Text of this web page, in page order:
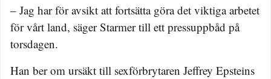
– Jag har för avsikt att fortsätta göra det viktiga arbetet
för vårt land, säger Starmer till ett pressuppbåd på
torsdagen.
Han ber om ursäkt till sexförbrytaren Jeffrey Epsteins